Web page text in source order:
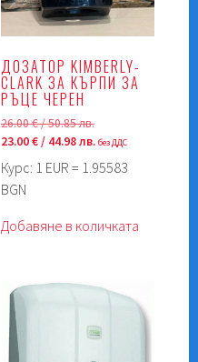
ДОЗАТОР KIMBERLY-
CLARK ЗА КЪРПИ ЗА
РЪЦЕ ЧЕРЕН
26.00€/ 50.85 лв.Original
price
26.00 €
23.00€/ 44.98 лв.Текущата
е:
44.98 лв..
без ДДС
Курс: 1 EUR = 1.95583
BGN
Добавяне в количката